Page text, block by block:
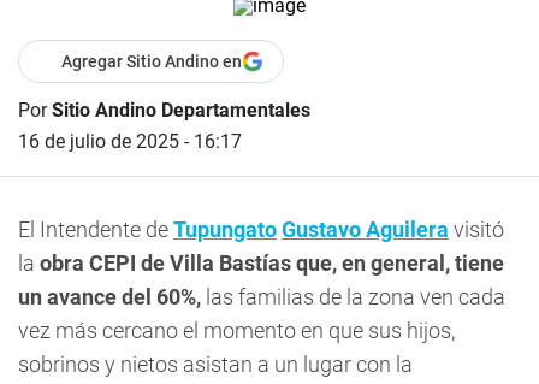
Agregar Sitio Andino en
PorSitio Andino Departamentales
16 de julio de 2025 - 16:17
El Intendente deTupungatoGustavo Aguilera visitó
la obra CEPI de Villa Bastías que, en general, tiene
un avance del 60%, las familias de la zona ven cada
vez más cercano el momento en que sus hijos,
sobrinos y nietos asistan a un lugar con la